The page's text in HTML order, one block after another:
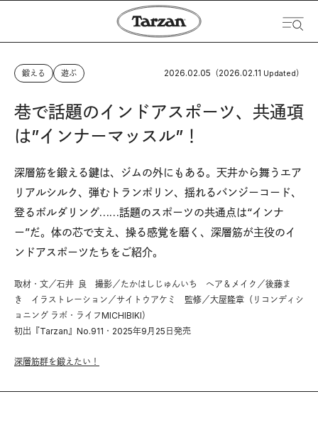
鍛える 遊ぶ 2026.02.05 （2026.02.11 Updated）
巷で話題のインドアスポーツ、共通項
は”インナーマッスル”！
深層筋を鍛える鍵は、ジムの外にもある。天井から舞うエア
リアルシルク、弾むトランポリン、揺れるバンジーコード、
登るボルダリング……話題のスポーツの共通点は“インナ
ー”だ。体の芯で支え、操る感覚を磨く、深層筋が主役のイ
ンドアスポーツたちをご紹介。
取材・文／石井 良 撮影／たかはしじゅんいち ヘア＆メイク／後藤ま
き イラストレーション／サイトウアケミ 監修／大屋隆章（リコンディシ
ョニング ラボ・ライフMICHIBIKI）
初出『Tarzan』No.911・2025年9月25日発売
深層筋群を鍛えたい！